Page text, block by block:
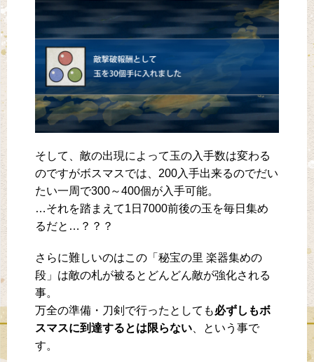
そして、敵の出現によって玉の入手数は変わる
のですがボスマスでは、200入手出来るのでだい
たい一周で300～400個が入手可能。
…それを踏まえて1日7000前後の玉を毎日集め
るだと…？？？
さらに難しいのはこの「秘宝の里 楽器集めの
段」は敵の札が被るとどんどん敵が強化される
事。
万全の準備・刀剣で行ったとしても必ずしもボ
スマスに到達するとは限らない、という事で
す。